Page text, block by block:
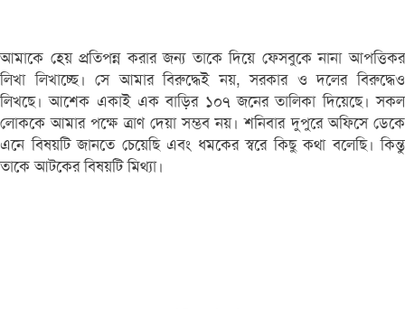
আমাকে হেয় প্রতিপন্ন করার জন্য তাকে দিয়ে ফেসবুকে নানা আপত্তিকর
লিখা লিখাচ্ছে। সে আমার বিরুদ্ধেই নয়, সরকার ও দলের বিরুদ্ধেও
লিখছে। আশেক একাই এক বাড়ির ১০৭ জনের তালিকা দিয়েছে। সকল
লোককে আমার পক্ষে ত্রাণ দেয়া সম্ভব নয়। শনিবার দুপুরে অফিসে ডেকে
এনে বিষয়টি জানতে চেয়েছি এবং ধমকের স্বরে কিছু কথা বলেছি। কিন্তু
তাকে আটকের বিষয়টি মিথ্যা।